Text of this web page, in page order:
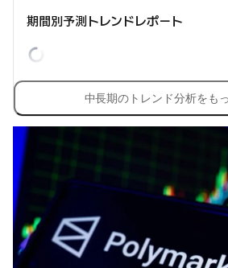
期間別予測トレンドレポート
中長期のトレンド分析をも